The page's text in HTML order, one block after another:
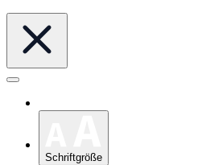
Schriftgröße